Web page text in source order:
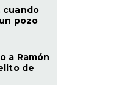
cuando
pozo
a Ramón
de